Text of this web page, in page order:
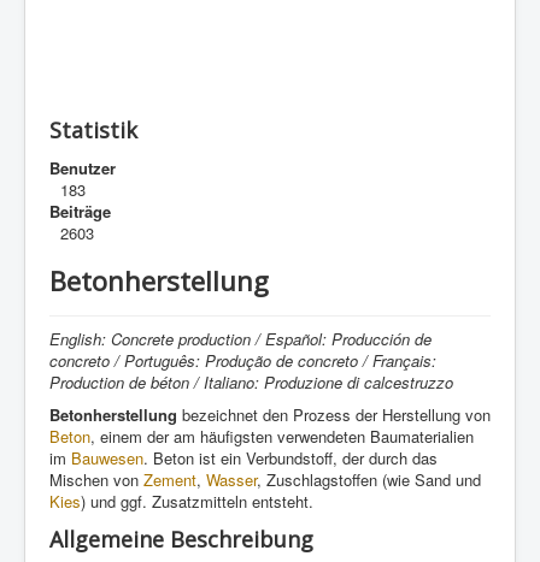
Statistik
Benutzer
183
Beiträge
2603
Betonherstellung
English: Concrete production / Español: Producción de
concreto / Português: Produção de concreto / Français:
Production de béton / Italiano: Produzione di calcestruzzo
Betonherstellung bezeichnet den Prozess der Herstellung von
Beton, einem der am häufigsten verwendeten Baumaterialien
im Bauwesen. Beton ist ein Verbundstoff, der durch das
Mischen von Zement, Wasser, Zuschlagstoffen (wie Sand und
Kies) und ggf. Zusatzmitteln entsteht.
Allgemeine Beschreibung